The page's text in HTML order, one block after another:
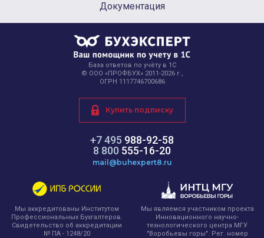
Документация
База ответов по учёту в 1С
© ООО «ПРОФБУХ» 2011-2026 г.,
ОГРН 1117746700686
+7 495 988-92-58
8 800 555-16-20
mail@buhexpert8.ru
Купить подписку
Мы аккредитованы Институтом
Профессиональных Бухгалтеров.
Свидетельство об аккредитации
№ ПА - 1248/20
Мы являемся участником проекта
Инновационного научно-
технологического центра МГУ
"Воробьевы горы". Рег. номер